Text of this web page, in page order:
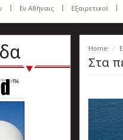
Εν Αθήναις Εξαιρετικοί
Home
Στα